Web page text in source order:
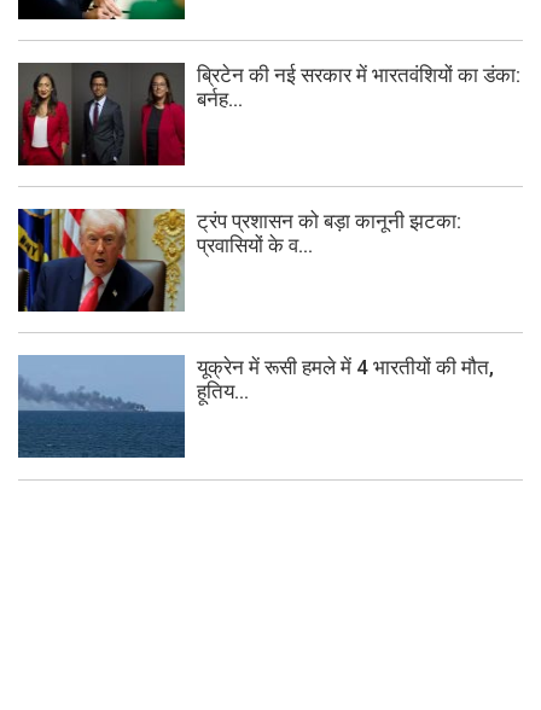
ब्रिटेन की नई सरकार में भारतवंशियों का डंका:
बर्नह...
ट्रंप प्रशासन को बड़ा कानूनी झटका:
प्रवासियों के व...
यूक्रेन में रूसी हमले में 4 भारतीयों की मौत,
हूतिय...